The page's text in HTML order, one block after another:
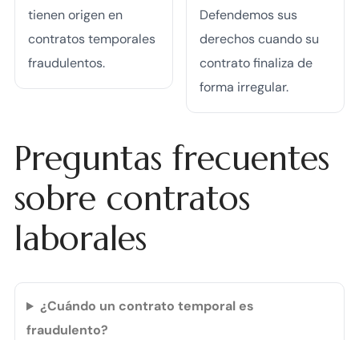
tienen origen en
contratos temporales
fraudulentos.
Defendemos sus
derechos cuando su
contrato finaliza de
forma irregular.
Preguntas frecuentes
sobre contratos
laborales
¿Cuándo un contrato temporal es
fraudulento?